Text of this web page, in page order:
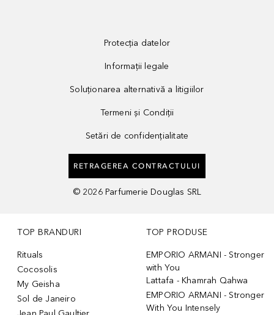
Protecția datelor
Informații legale
Soluționarea alternativă a litigiilor
Termeni și Condiții
Setări de confidențialitate
RETRAGEREA CONTRACTULUI
© 2026 Parfumerie Douglas SRL
TOP BRANDURI
Rituals
Cocosolis
My Geisha
Sol de Janeiro
TOP PRODUSE
EMPORIO ARMANI - Stronger
with You
Lattafa - Khamrah Qahwa
EMPORIO ARMANI - Stronger
With You Intensely